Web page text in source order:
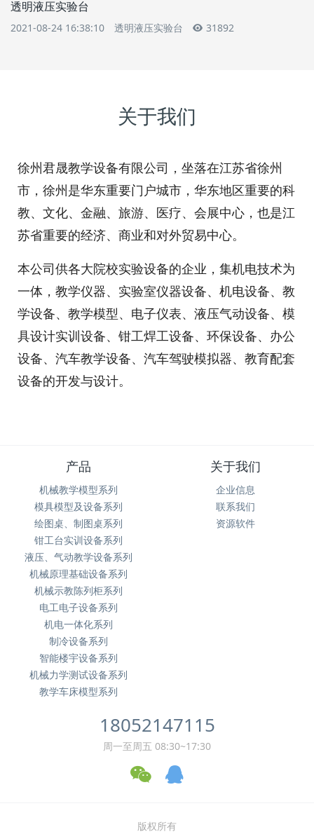
透明液压实验台
2021-08-24 16:38:10 透明液压实验台 31892
关于我们
徐州君晟教学设备有限公司，坐落在江苏省徐州
市，徐州是华东重要门户城市，华东地区重要的科
教、文化、金融、旅游、医疗、会展中心，也是江
苏省重要的经济、商业和对外贸易中心。
本公司供各大院校实验设备的企业，集机电技术为
一体，教学仪器、实验室仪器设备、机电设备、教
学设备、教学模型、电子仪表、液压气动设备、模
具设计实训设备、钳工焊工设备、环保设备、办公
设备、汽车教学设备、汽车驾驶模拟器、教育配套
设备的开发与设计。
产品
机械教学模型系列
模具模型及设备系列
绘图桌、制图桌系列
钳工台实训设备系列
液压、气动教学设备系列
机械原理基础设备系列
机械示教陈列柜系列
电工电子设备系列
机电一体化系列
制冷设备系列
智能楼宇设备系列
机械力学测试设备系列
教学车床模型系列
关于我们
企业信息
联系我们
资源软件
18052147115
周一至周五 08:30~17:30
版权所有